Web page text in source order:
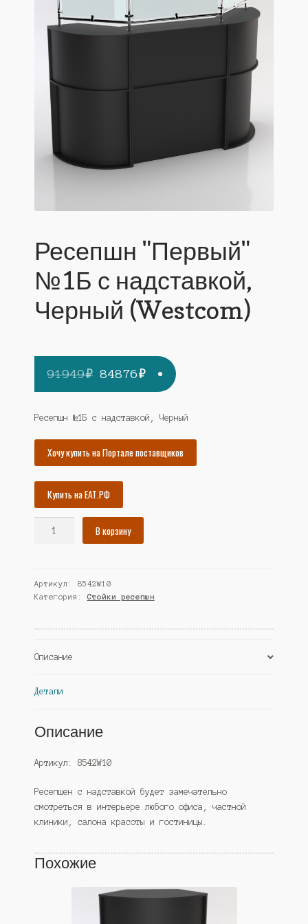
Ресепшн "Первый"
№1Б с надставкой,
Черный (Westcom)
91949₽ Первоначальная
цена
составляла
91949₽.
84876₽Текущая
цена:
84876₽.
Ресепшн №1Б с надставкой, Черный
Хочу купить на Портале поставщиков
Купить на ЕАТ.РФ
№1Б
с
Черный
В корзину
Артикул: 8542W10
Категория: Стойки ресепшн
Описание
Детали
Описание
Артикул: 8542W10
Ресепшен с надставкой будет замечательно
смотреться в интерьере любого офиса, частной
клиники, салона красоты и гостиницы.
Похожие